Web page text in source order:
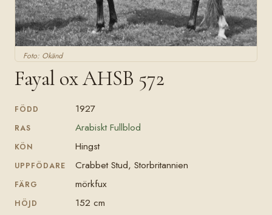
Foto: Okänd
Fayal ox AHSB 572
FÖDD 1927
RAS Arabiskt Fullblod
KÖN Hingst
UPPFÖDARE Crabbet Stud, Storbritannien
FÄRG mörkfux
HÖJD 152 cm